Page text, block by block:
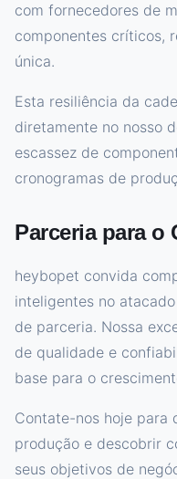
com fornecedores de
componentes críticos,
única.
Esta resiliência da
diretamente no nosso
escassez de
cronogramas de
Parceria para o
heybopet convida
inteligentes no
de parceria. Nossa
de qualidade e
base para o
Contate-nos hoje para
produção e descobrir
seus objetivos de